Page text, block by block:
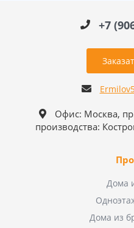
+7
Офис: Москва,
производства:
Дома
Дома из